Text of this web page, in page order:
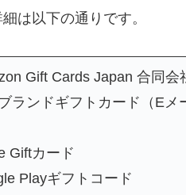
は以下の通りです。
Gift Cards Japan 合同会
ランドギフトカード（Eメ
Giftカード
Playギフトコード